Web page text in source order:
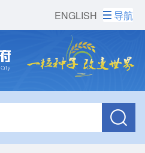
ENGLISH 导航